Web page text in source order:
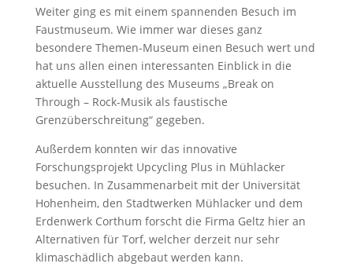
Weiter ging es mit einem spannenden Besuch im
Faustmuseum. Wie immer war dieses ganz
besondere Themen-Museum einen Besuch wert und
hat uns allen einen interessanten Einblick in die
aktuelle Ausstellung des Museums „Break on
Through – Rock-Musik als faustische
Grenzüberschreitung“ gegeben.
Außerdem konnten wir das innovative
Forschungsprojekt Upcycling Plus in Mühlacker
besuchen. In Zusammenarbeit mit der Universität
Hohenheim, den Stadtwerken Mühlacker und dem
Erdenwerk Corthum forscht die Firma Geltz hier an
Alternativen für Torf, welcher derzeit nur sehr
klimaschädlich abgebaut werden kann.